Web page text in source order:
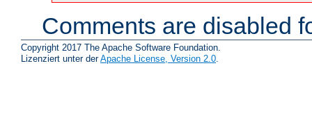
Comments are disabled
Copyright 2017 The Apache Software Foundation.
Lizenziert unter derApache License, Version 2.0.